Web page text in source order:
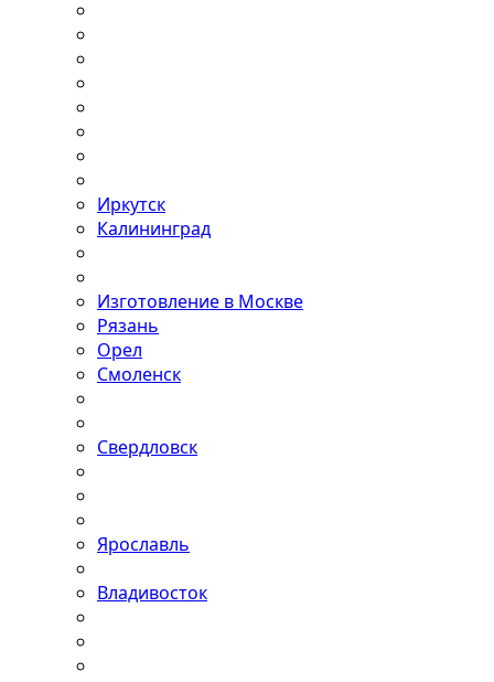
Иркутск
Калининград
Изготовление в Москве
Рязань
Орел
Смоленск
Свердловск
Ярославль
Владивосток